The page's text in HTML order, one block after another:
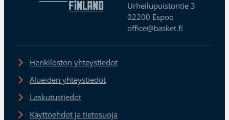
Urheilupuistontie 3
02200 Espoo
office@basket.fi
Henkilöstön yhteystiedot
Alueiden yhteystiedot
Laskutustiedot
Käyttöehdot ja tietosuoja